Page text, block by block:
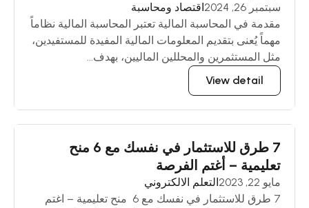
سبتمبر 26, 2024
اقتصاد ومحاسبة
مقدمة في المحاسبة المالية تعتبر المحاسبة المالية نظاماً
مهماً يُعنى بتقديم المعلومات المالية المفيدة للمستفيدين،
مثل المستثمرين والمحللين الماليين، بهدف...
View detail
7 طرق للاستثمار في نفسك مع 6 منح
تعليمية – أغتم الفرصة
مايو 22, 2023
التعلم الالكتروني
7 طرق للاستثمار في نفسك مع 6 منح تعليمية – اغتم